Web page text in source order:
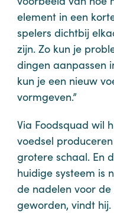
element in een
spelers dichtbij
zijn. Zo kun je
dingen aanpassen
kun je een nieuw
vormgeven.”
Via Foodsquad wil
voedsel
grotere schaal. En
huidige systeem is
de nadelen voor
geworden, vindt